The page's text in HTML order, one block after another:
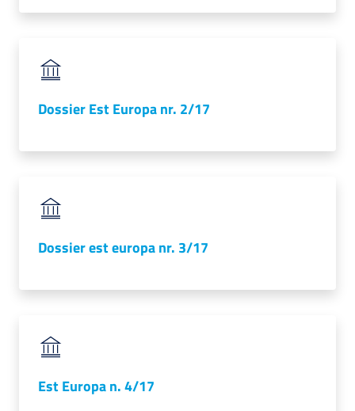
siamo
RSSDossier Est Europa nr. 2/17
Dossier est europa nr. 3/17
Est Europa n. 4/17